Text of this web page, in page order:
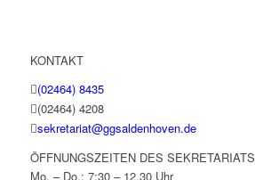
KONTAKT
(02464) 8435
(02464) 4208
sekretariat@ggsaldenhoven.de
ÖFFNUNGSZEITEN DES SEKRETARIATS
Mo. – Do.: 7:30 – 12.30 Uhr